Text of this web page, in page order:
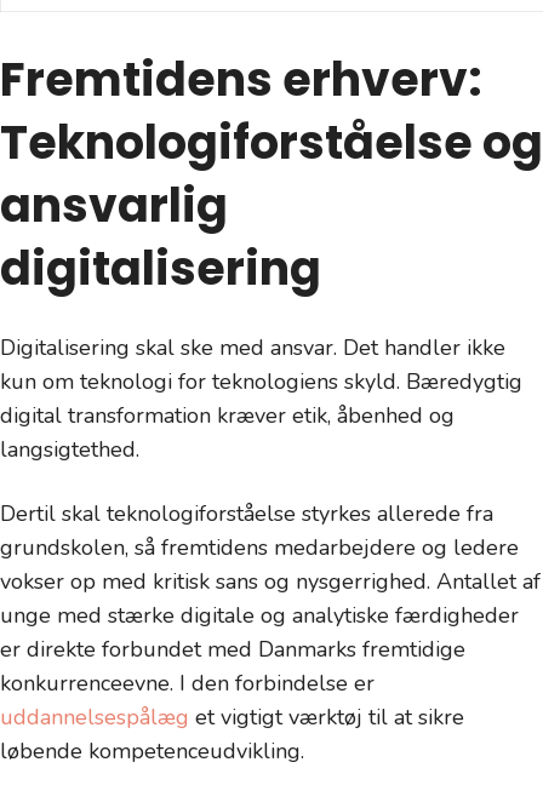
Fremtidens erhverv:
Teknologiforståelse og
ansvarlig
digitalisering
Digitalisering skal ske med ansvar. Det handler ikke
kun om teknologi for teknologiens skyld. Bæredygtig
digital transformation kræver etik, åbenhed og
langsigtethed.
Dertil skal teknologiforståelse styrkes allerede fra
grundskolen, så fremtidens medarbejdere og ledere
vokser op med kritisk sans og nysgerrighed. Antallet af
unge med stærke digitale og analytiske færdigheder
er direkte forbundet med Danmarks fremtidige
konkurrenceevne. I den forbindelse er
uddannelsespålæg et vigtigt værktøj til at sikre
løbende kompetenceudvikling.